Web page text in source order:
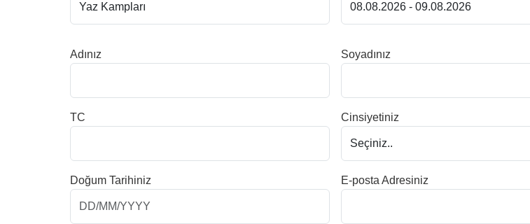
Adınız Soyadınız
TC Cinsiyetiniz
Doğum Tarihiniz E-posta Adresiniz